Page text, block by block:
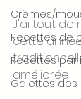
Crèmes/
Recettes de
Recettes par
Galettes des
J'ai tout de
cette
améliorée!